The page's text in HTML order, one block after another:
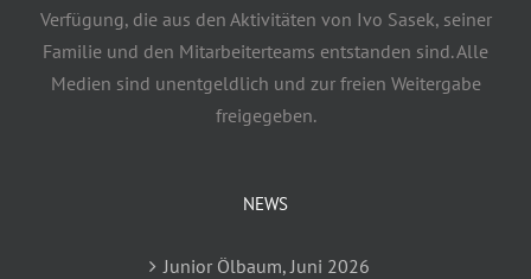
Verfügung, die aus den Aktivitäten von Ivo Sasek, seiner
Familie und den Mitarbeiterteams entstanden sind. Alle
Medien sind unentgeldlich und zur freien Weitergabe
freigegeben.
NEWS
Junior Ölbaum, Juni 2026